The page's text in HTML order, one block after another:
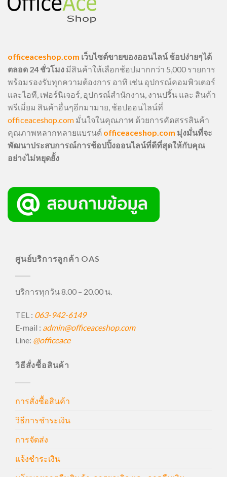
officeaceshop.com เว็บไซต์ขายของออนไลน์ ช้อปง่ายๆได้
ตลอด 24 ชั่วโมง มีสินค้าให้เลือกช้อปมากกว่า 5,000 รายการ
พร้อมรองรับทุกความต้องการ อาทิ เช่น อุปกรณ์คอมพิวเตอร์
และไอที, เฟอร์นิเจอร์, อุปกรณ์สำนักงาน, งานปริ้น และ สินค้า
พรีเมี่ยม สินค้าอื่นๆอีกมามาย, ช้อปออนไลน์ที่
officeaceshop.com มั่นใจในคุณภาพ ด้วยการคัดสรรสินค้า
คุณภาพหลากหลายแบรนด์ officeaceshop.com มุ่งมั่นที่จะ
พัฒนาประสบการณ์การช้อปปิ้งออนไลน์ที่ดีที่สุดให้กับคุณ
อย่างไม่หยุดยั้ง
ศูนย์บริการลูกค้า OAS
บริการทุกวัน 8.00 – 20.00 น.
TEL : 063-942-6149
E-mail : admin@officeaceshop.com
Line: @officeace
วิธีสั่งซื้อสินค้า
การสั่งซื้อสินค้า
วิธีการชำระเงิน
การจัดส่ง
แจ้งชำระเงิน